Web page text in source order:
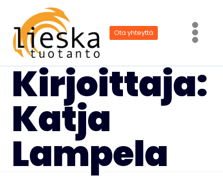
sisältöön
Ota yhteyttä
Kirjoittaja:
Katja
Lampela